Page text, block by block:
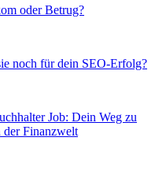
oder Betrug?
noch für dein SEO-Erfolg?
Job: Dein Weg zu
der Finanzwelt